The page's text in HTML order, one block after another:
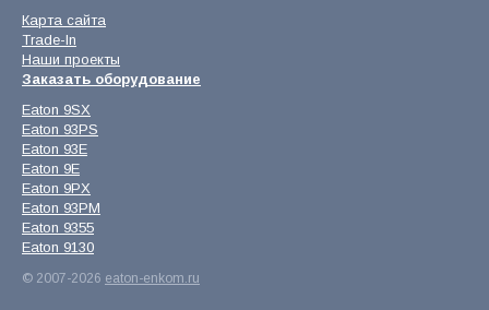
Карта сайта
Trade-In
Наши проекты
Заказать оборудование
Eaton 9SX
Eaton 93PS
Eaton 93E
Eaton 9E
Eaton 9PX
Eaton 93PM
Eaton 9355
Eaton 9130
© 2007-2026 eaton-enkom.ru